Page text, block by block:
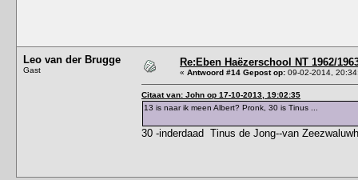
Leo van der Brugge
Gast
Re:Eben Haëzerschool NT 1962/
« Antwoord #14 Gepost op: 09-02-2014,
Citaat van: John op 17-10-2013, 19:02:35
13 is naar ik meen Albert? Pronk, 30 is Tinus ...
30 -inderdaad Tinus de Jong--van